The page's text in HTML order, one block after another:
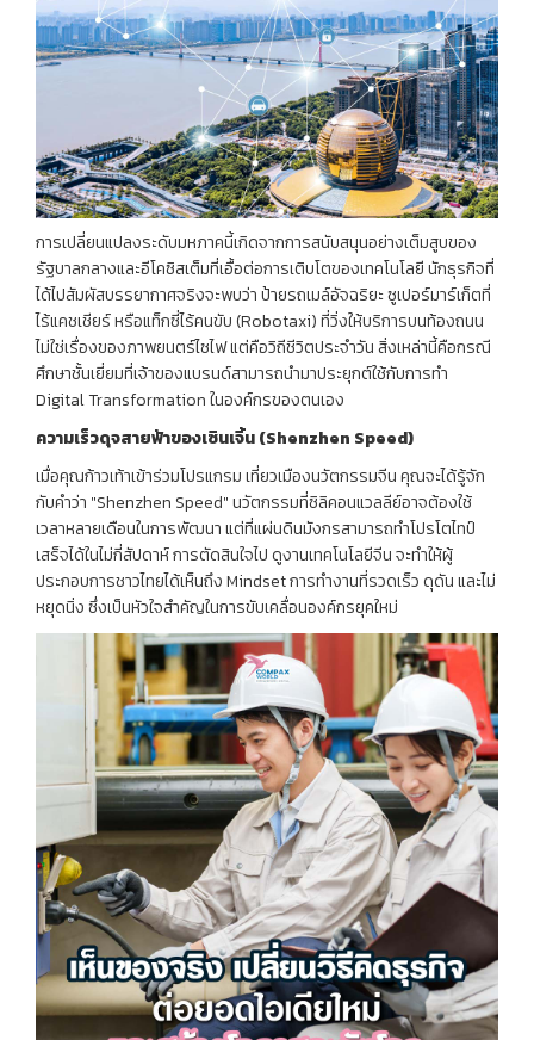
การเปลี่ยนแปลงระดับมหภาคนี้เกิดจากการสนับสนุนอย่างเต็มสูบของ
รัฐบาลกลางและอีโคซิสเต็มที่เอื้อต่อการเติบโตของเทคโนโลยี นักธุรกิจที่
ได้ไปสัมผัสบรรยากาศจริงจะพบว่า ป้ายรถเมล์อัจฉริยะ ซูเปอร์มาร์เก็ตที่
ไร้แคชเชียร์ หรือแท็กซี่ไร้คนขับ (Robotaxi) ที่วิ่งให้บริการบนท้องถนน
ไม่ใช่เรื่องของภาพยนตร์ไซไฟ แต่คือวิถีชีวิตประจำวัน สิ่งเหล่านี้คือกรณี
ศึกษาชั้นเยี่ยมที่เจ้าของแบรนด์สามารถนำมาประยุกต์ใช้กับการทำ
Digital Transformation ในองค์กรของตนเอง
ความเร็วดุจสายฟ้าของเซินเจิ้น (Shenzhen Speed)
เมื่อคุณก้าวเท้าเข้าร่วมโปรแกรม เที่ยวเมืองนวัตกรรมจีน คุณจะได้รู้จัก
กับคำว่า "Shenzhen Speed" นวัตกรรมที่ซิลิคอนแวลลีย์อาจต้องใช้
เวลาหลายเดือนในการพัฒนา แต่ที่แผ่นดินมังกรสามารถทำโปรโตไทป์
เสร็จได้ในไม่กี่สัปดาห์ การตัดสินใจไป ดูงานเทคโนโลยีจีน จะทำให้ผู้
ประกอบการชาวไทยได้เห็นถึง Mindset การทำงานที่รวดเร็ว ดุดัน และไม่
หยุดนิ่ง ซึ่งเป็นหัวใจสำคัญในการขับเคลื่อนองค์กรยุคใหม่